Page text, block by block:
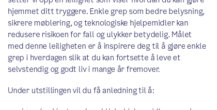
hjemmet ditt tryggere. Enkle grep som bedre belysning,
sikrere møblering, og teknologiske hjelpemidler kan
redusere risikoen for fall og ulykker betydelig. Målet
med denne leiligheten er å inspirere deg til å gjøre enkle
grep i hverdagen slik at du kan fortsette å leve et
selvstendig og godt liv i mange år fremover.
Under utstillingen vil du få anledning til å: